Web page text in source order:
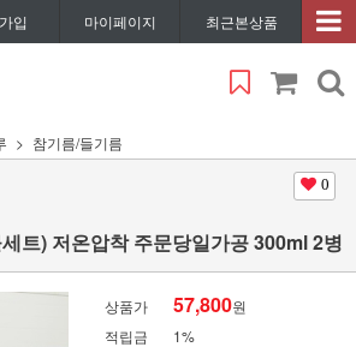
입 마이페이지 최근본상품
참기름/들기름
0
트) 저온압착 주문당일가공 300ml 2병
상품가 57,800원
적립금
1%